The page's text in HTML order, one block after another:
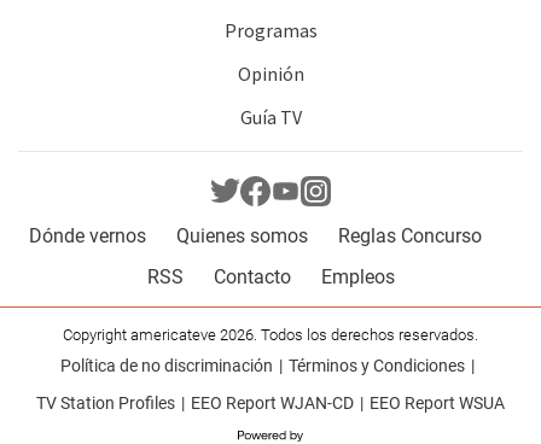
Programas
Opinión
Guía TV
Dónde vernos Quienes somos
Reglas Concurso
RSS
Contacto Empleos
Copyright americateve 2026. Todos los derechos reservados.
Política de no discriminación
Términos y Condiciones
TV Station Profiles
EEO Report WJAN-CD EEO Report WSUA